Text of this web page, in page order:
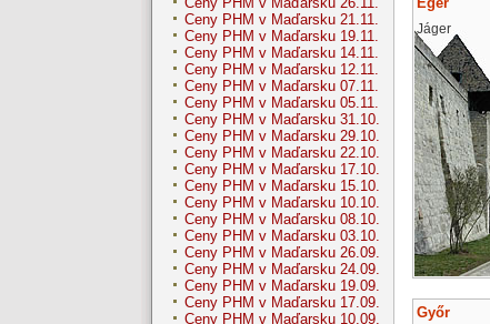
Ceny PHM v Maďarsku 21.11.
Ceny PHM v Maďarsku 19.11.
Ceny PHM v Maďarsku 14.11.
Ceny PHM v Maďarsku 12.11.
Ceny PHM v Maďarsku 07.11.
Ceny PHM v Maďarsku 05.11.
Ceny PHM v Maďarsku 31.10.
Ceny PHM v Maďarsku 29.10.
Ceny PHM v Maďarsku 22.10.
Ceny PHM v Maďarsku 17.10.
Ceny PHM v Maďarsku 15.10.
Ceny PHM v Maďarsku 10.10.
Ceny PHM v Maďarsku 08.10.
Ceny PHM v Maďarsku 03.10.
Ceny PHM v Maďarsku 26.09.
Ceny PHM v Maďarsku 24.09.
Ceny PHM v Maďarsku 19.09.
Ceny PHM v Maďarsku 17.09.
Ceny PHM v Maďarsku 10.09.
Jáger
Győr